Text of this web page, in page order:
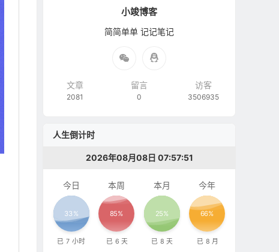
小竣博客
简简单单 记记笔记
文章
2081
留言
0
访客
3506935
人生倒计时
2026年08月08日 07:57:52
今日
33%
已 7 小时
本周
85%
已 6 天
本月
25%
已 8 天
今年
66%
已 8 月